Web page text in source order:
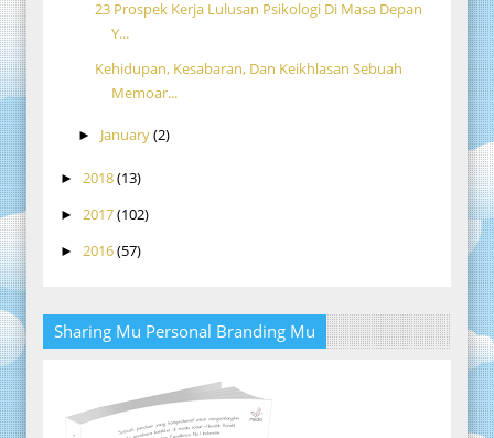
23 Prospek Kerja Lulusan Psikologi Di Masa Depan
Y...
Kehidupan, Kesabaran, Dan Keikhlasan Sebuah
Memoar...
► January(2)
► 2018(13)
► 2017(102)
► 2016(57)
Sharing Mu Personal Branding Mu